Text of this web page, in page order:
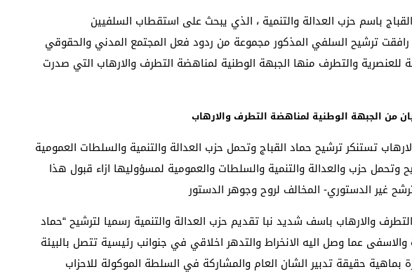
باسم حزب العدالة والتنمية ، الذي يبحث على استقطاب السلفيين
ترشيح السلفي المذكور مجموعة من ردود فعل المجتمع المدني والحقوقي
للعنصرية والتطرف منها الجبهة الوطنية لمناهضة التطرف والارهاب التي صدرت
من الجبهة الوطنية لمناهضة التطرف والارهاب
تستنكر ترشيح حماد القباج وتحمل حزب العدالة والتنمية والسلطات العمومية
وتحمل حزب والعدالة والتنمية والسلطات والعمومية لمسؤوليها ازاء قبول هذا
غير الدستوري- المخالف لروح وجوهر الدستور
والارهاب باسف شديد نبا تقديم حزب العدالة والتنمية رسميا لترشيح “حماد
والاسفى عما وصل اليه الانخراط والتدهر اخلاقي في جنوانب رئيسية تتصل بالبيئة
حقيقة تدبير الشان العام والمشاركة في السلطة الموكولة للاحزاب